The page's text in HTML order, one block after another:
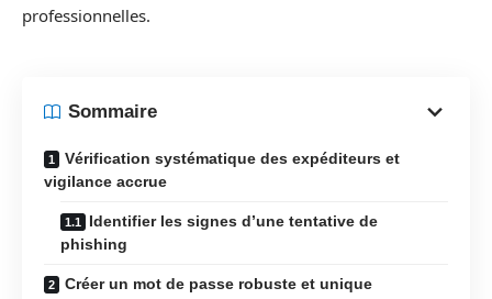
professionnelles.
Sommaire
Vérification systématique des expéditeurs et
vigilance accrue
Identifier les signes d’une tentative de
phishing
Créer un mot de passe robuste et unique